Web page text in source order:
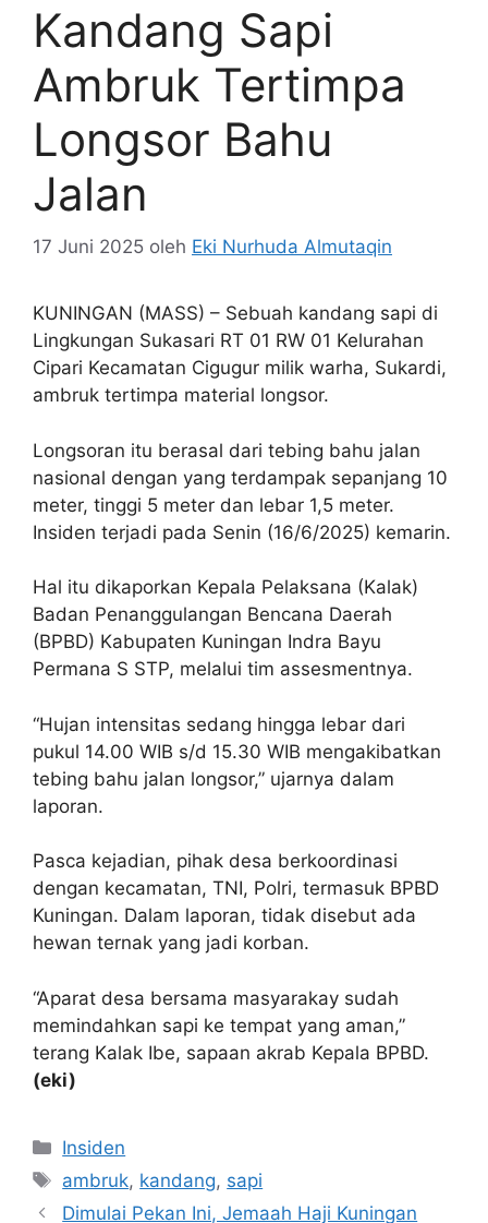
Kandang Sapi
Ambruk Tertimpa
Longsor Bahu
Jalan
17 Juni 2025 oleh Eki Nurhuda Almutaqin
KUNINGAN (MASS) – Sebuah kandang sapi di
Lingkungan Sukasari RT 01 RW 01 Kelurahan
Cipari Kecamatan Cigugur milik warha, Sukardi,
ambruk tertimpa material longsor.
Longsoran itu berasal dari tebing bahu jalan
nasional dengan yang terdampak sepanjang 10
meter, tinggi 5 meter dan lebar 1,5 meter.
Insiden terjadi pada Senin (16/6/2025) kemarin.
Hal itu dikaporkan Kepala Pelaksana (Kalak)
Badan Penanggulangan Bencana Daerah
(BPBD) Kabupaten Kuningan Indra Bayu
Permana S STP, melalui tim assesmentnya.
“Hujan intensitas sedang hingga lebar dari
pukul 14.00 WIB s/d 15.30 WIB mengakibatkan
tebing bahu jalan longsor,” ujarnya dalam
laporan.
Pasca kejadian, pihak desa berkoordinasi
dengan kecamatan, TNI, Polri, termasuk BPBD
Kuningan. Dalam laporan, tidak disebut ada
hewan ternak yang jadi korban.
“Aparat desa bersama masyarakay sudah
memindahkan sapi ke tempat yang aman,”
terang Kalak Ibe, sapaan akrab Kepala BPBD.
(eki)
Kategori
Insiden
Tag
ambruk, kandang, sapi
Dimulai Pekan Ini, Jemaah Haji Kuningan